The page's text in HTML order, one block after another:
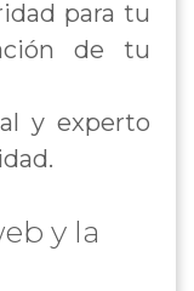
para tu
de tu
y experto
y la